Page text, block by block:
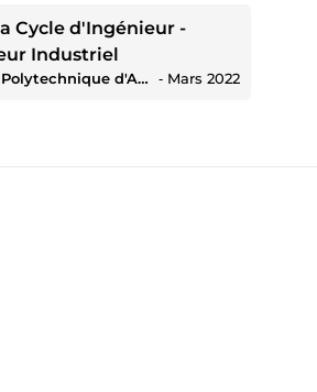
Cycle d'Ingénieur -
Industriel
Ecole Polytechnique d'Abomey-Calavi ‐ Mars 2022